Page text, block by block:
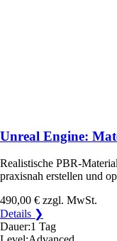
Unreal Engine:
Realistische PBR-
praxisnah erstellen und
490,00 € zzgl. MwSt.
Details ❯
Dauer:1 Tag